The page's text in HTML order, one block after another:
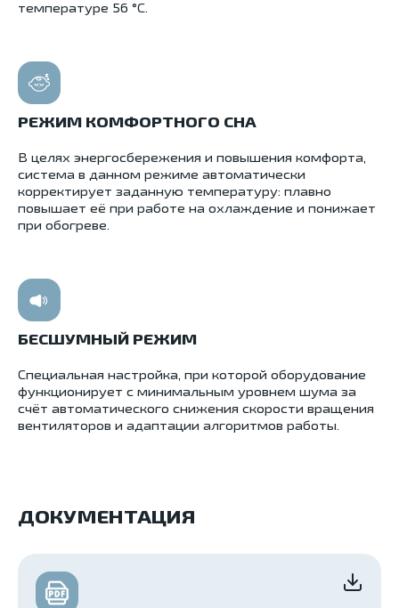
температуре 56 °С.
РЕЖИМ КОМФОРТНОГО СНА
В целях энергосбережения и повышения комфорта,
система в данном режиме автоматически
корректирует заданную температуру: плавно
повышает её при работе на охлаждение и понижает
при обогреве.
БЕСШУМНЫЙ РЕЖИМ
Cпециальная настройка, при которой оборудование
функционирует с минимальным уровнем шума за
счёт автоматического снижения скорости вращения
вентиляторов и адаптации алгоритмов работы.
ДОКУМЕНТАЦИЯ